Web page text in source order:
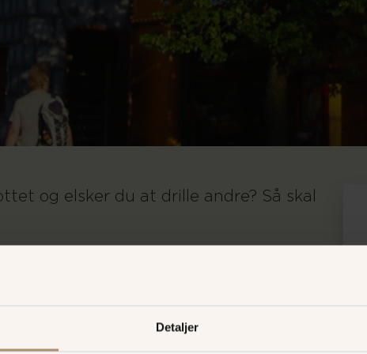
Detaljer
og elsker du at drille andre? Så skal
lige noget for dig. Du skal være frisk, glad og
til enten at styre banen eller være spøgelse indenfor.
på Bakken.